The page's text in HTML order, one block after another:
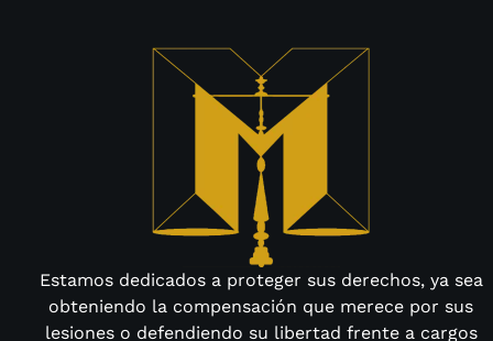
Estamos dedicados a proteger sus derechos, ya sea
obteniendo la compensación que merece por sus
lesiones o defendiendo su libertad frente a cargos